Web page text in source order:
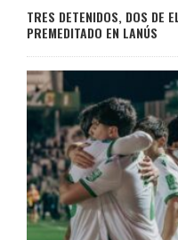
TRES DETENIDOS, DOS DE
PREMEDITADO EN LANÚS